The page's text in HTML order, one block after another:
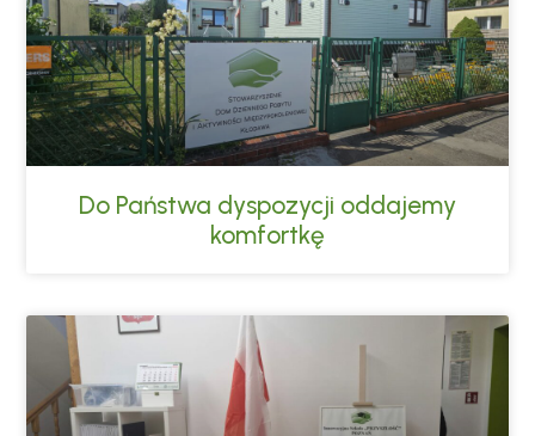
Do Państwa dyspozycji oddajemy
komfortkę